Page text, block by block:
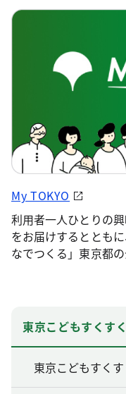
My TOKYO
利用者一人ひとりの
をお届けするととも
なでつくる」東京都
東京こどもすくす
東京こどもすく